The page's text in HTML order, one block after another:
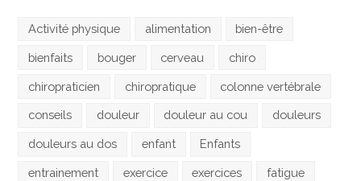
Activité physique alimentation bien-être
bienfaits bouger cerveau chiro
chiropraticien chiropratique colonne vertébrale
conseils douleur douleur au cou douleurs
douleurs au dos enfant Enfants
entrainement exercice exercices fatigue